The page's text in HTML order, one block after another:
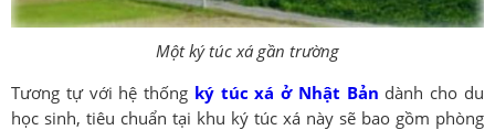
Một ký túc xá gần trường
Tương tự với hệ thống ký túc xá ở Nhật Bản dành cho du
học sinh, tiêu chuẩn tại khu ký túc xá này sẽ bao gồm phòng